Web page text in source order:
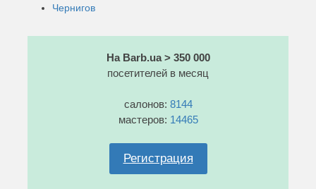
Чернигов
На Barb.ua > 350 000
посетителей в месяц
салонов: 8144
мастеров: 14465
Регистрация